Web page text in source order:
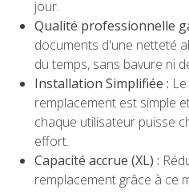
jour.
Qualité professionnelle
documents d'une netteté
du temps, sans bavure ni
Installation Simplifiée :
remplacement est simple
chaque utilisateur puisse
effort.
Capacité accrue (XL) :
remplacement grâce à ce